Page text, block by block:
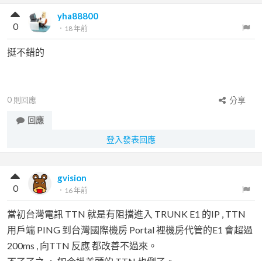
yha88800
． 18 年前
0
挺不錯的
0 則回應
分享
回應
登入發表回應
gvision
． 16 年前
0
當初台灣電訊 TTN 就是有阻擋進入 TRUNK E1 的IP , TTN
用戶端 PING 到台灣國際機房 Portal 裡機房代管的E1 會超過
200ms , 向TTN 反應 都改善不過來。